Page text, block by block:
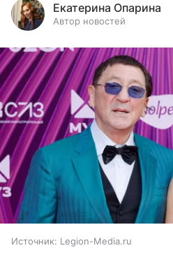
Екатерина Опарина
Автор новостей
Источник: Legion-Media.ru